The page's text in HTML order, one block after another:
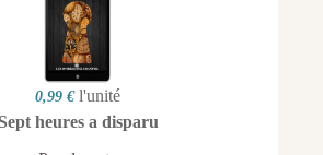
0,99 € l'unité
Sept heures a disparu